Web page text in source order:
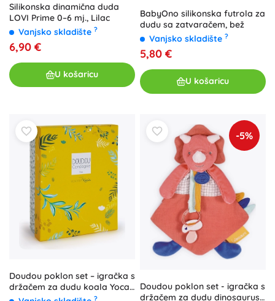
Silikonska dinamična duda
LOVI Prime 0–6 mj., Lilac
Vanjsko skladište ?
6,90 €
U košaricu
BabyOno silikonska futrola za
dudu sa zatvaračem, bež
Vanjsko skladište ?
5,80 €
U košaricu
Doudou poklon set – igračka s
držačem za dudu koala Yoca
20 cm
?
-5%
Doudou poklon set - igračka s
držačem za dudu dinosaurus